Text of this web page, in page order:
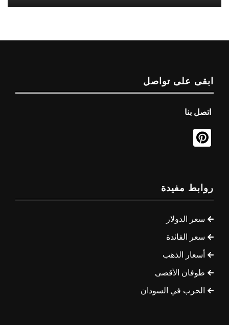
ابقى على تواصل
اتصل بنا
روابط مفيدة
سعر الدولار
سعر الفائدة
أسعار الذهب
طوفان الأقصى
الحرب في السودان